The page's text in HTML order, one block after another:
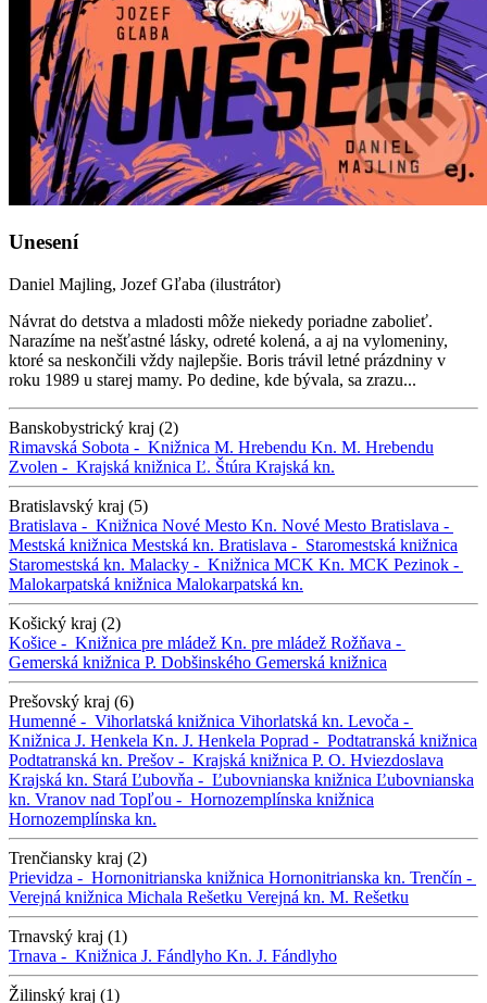
Unesení
Daniel Majling, Jozef Gľaba (ilustrátor)
Návrat do detstva a mladosti môže niekedy poriadne zabolieť.
Narazíme na nešťastné lásky, odreté kolená, a aj na vylomeniny,
ktoré sa neskončili vždy najlepšie. Boris trávil letné prázdniny v
roku 1989 u starej mamy. Po dedine, kde bývala, sa zrazu...
Banskobystrický kraj (2)
Rimavská Sobota - Knižnica M. Hrebendu Kn. M. Hrebendu
Zvolen - Krajská knižnica Ľ. Štúra Krajská kn.
Bratislavský kraj (5)
Bratislava - Knižnica Nové Mesto Kn. Nové Mesto Bratislava -
Mestská knižnica Mestská kn. Bratislava - Staromestská knižnica
Staromestská kn. Malacky - Knižnica MCK Kn. MCK Pezinok -
Malokarpatská knižnica Malokarpatská kn.
Košický kraj (2)
Košice - Knižnica pre mládež Kn. pre mládež Rožňava -
Gemerská knižnica P. Dobšinského Gemerská knižnica
Prešovský kraj (6)
Humenné - Vihorlatská knižnica Vihorlatská kn. Levoča -
Knižnica J. Henkela Kn. J. Henkela Poprad - Podtatranská knižnica
Podtatranská kn. Prešov - Krajská knižnica P. O. Hviezdoslava
Krajská kn. Stará Ľubovňa - Ľubovnianska knižnica Ľubovnianska
kn. Vranov nad Topľou - Hornozemplínska knižnica
Hornozemplínska kn.
Trenčiansky kraj (2)
Prievidza - Hornonitrianska knižnica Hornonitrianska kn. Trenčín -
Verejná knižnica Michala Rešetku Verejná kn. M. Rešetku
Trnavský kraj (1)
Trnava - Knižnica J. Fándlyho Kn. J. Fándlyho
Žilinský kraj (1)